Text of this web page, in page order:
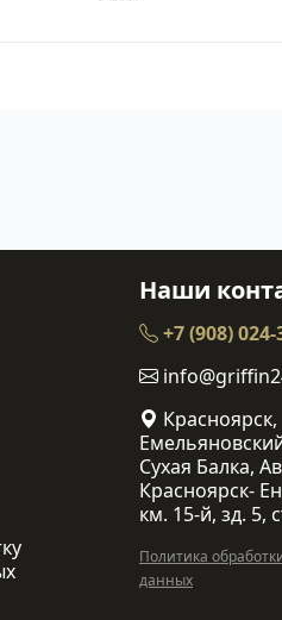
Наши
+7 (908) 024-
Красноярск,
Сухая Балка,
Красноярск-
км. 15-й, зд. 5,
Политика
данных